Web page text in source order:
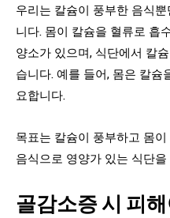
우리는 칼슘이 풍부한 음식
니다. 몸이 칼슘을 혈류로 흡
양소가 있으며, 식단에서 칼
습니다. 예를 들어, 몸은 칼슘
요합니다.
목표는 칼슘이 풍부하고 몸
음식으로 영양가 있는 식단
골감소증 시 피